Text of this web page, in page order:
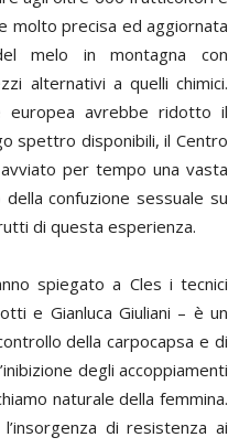
molto precisa ed aggiornata
melo in montagna con
alternativi a quelli chimici.
europea avrebbe ridotto il
spettro disponibili, il Centro
per tempo una vasta
confuzione sessuale su
di questa esperienza.
spiegato a Cles i tecnici
e Gianluca Giuliani – è un
della carpocapsa e di
degli accoppiamenti
naturale della femmina.
di resistenza ai